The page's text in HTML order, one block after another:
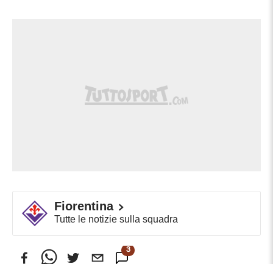
Fiorentina
Tutte le notizie sulla squadra
3